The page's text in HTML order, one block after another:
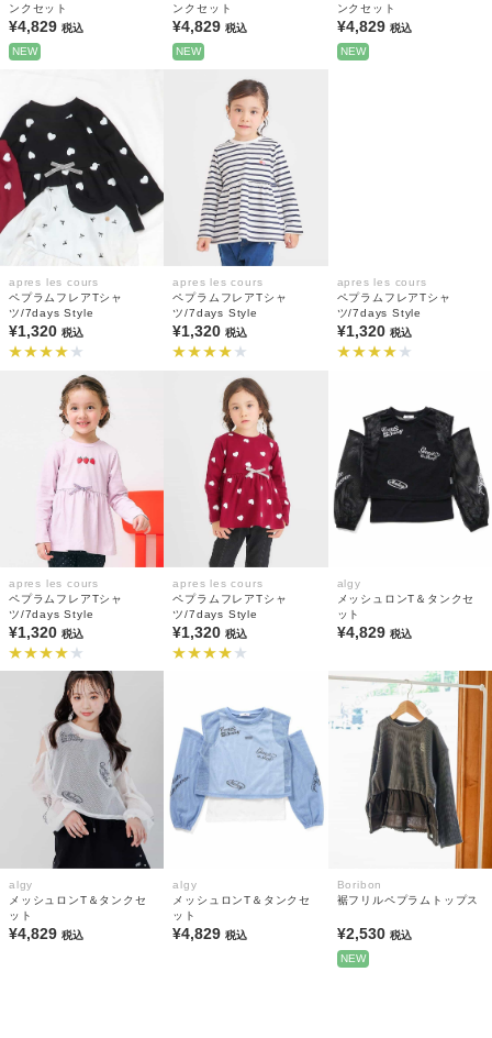
ンクセット
¥4,829 税込
NEW
ンクセット
¥4,829税込
NEW
ンクセット
¥4,829 税込
NEW
apres les cours
ペプラムフレアTシャ
ツ/7days Style
¥1,320 税込
apres les cours
ペプラムフレアTシャ
ツ/7days Style
¥1,320税込
apres les cours
ペプラムフレアTシャ
ツ/7days Style
¥1,320 税込
apres les cours
ペプラムフレアTシャ
ツ/7days Style
¥1,320 税込
apres les cours
ペプラムフレアTシャ
ツ/7days Style
¥1,320税込
algy
メッシュロンT＆タンクセ
ット
¥4,829 税込
algy
メッシュロンT＆タンクセ
ット
¥4,829 税込
algy
メッシュロンT＆タンクセ
ット
¥4,829税込
Boribon
裾フリルペプラムトップス
¥2,530 税込
NEW